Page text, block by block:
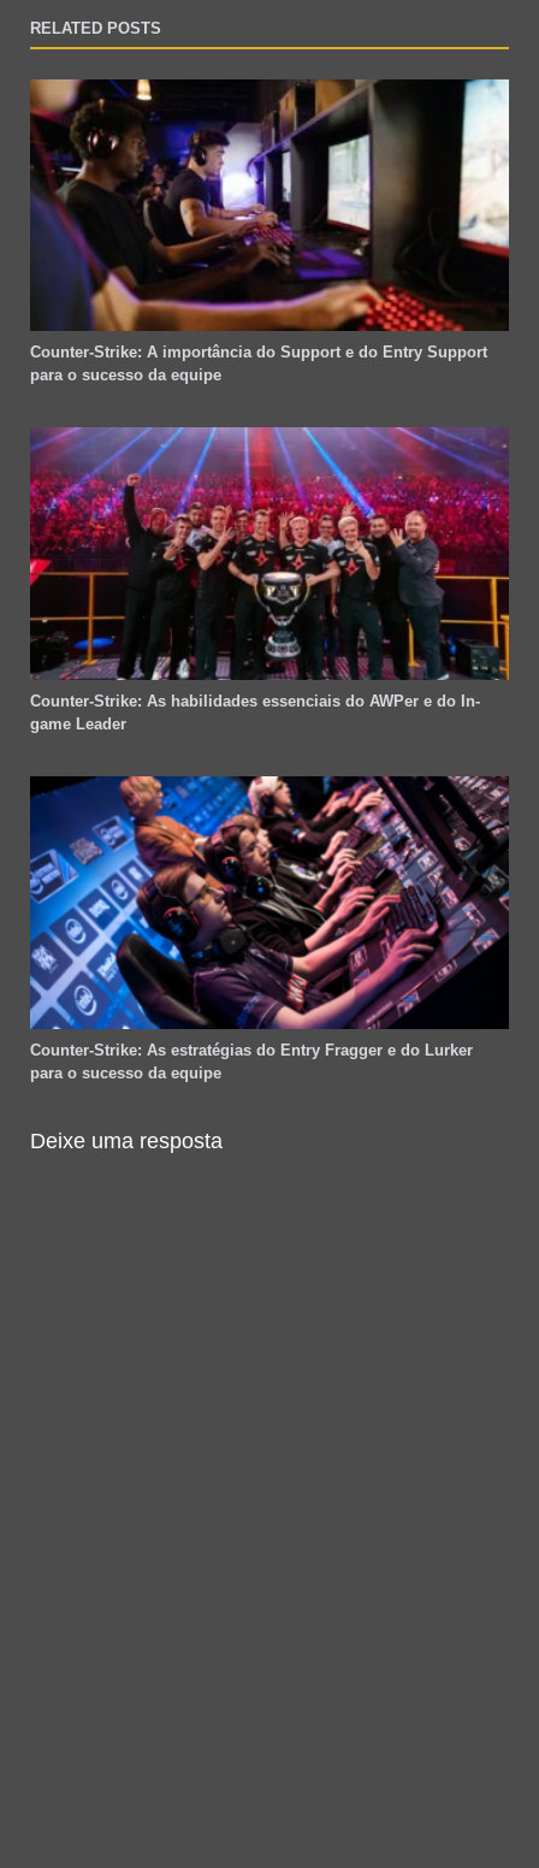
RELATED POSTS
Counter-Strike: A importância do Support e do Entry Support
para o sucesso da equipe
Counter-Strike: As habilidades essenciais do AWPer e do In-
game Leader
Counter-Strike: As estratégias do Entry Fragger e do Lurker
para o sucesso da equipe
Deixe uma resposta